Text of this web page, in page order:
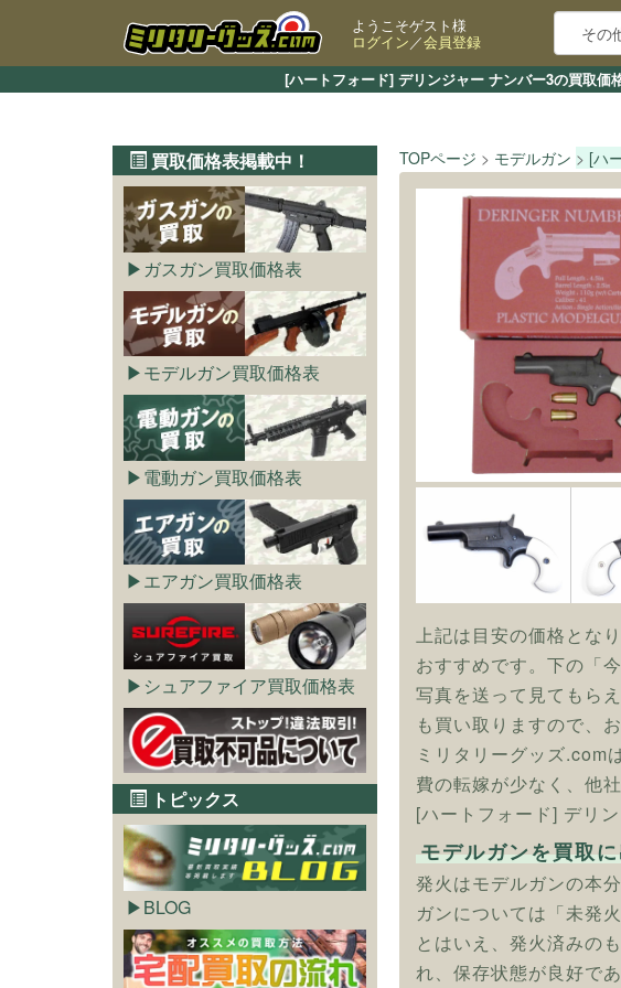
[ハートフォード] デリンジャー ナンバー3の買取
ようこそゲスト様
ログイン／会員登録
TOPページ モデルガン [ハ
上記は目安の価格とな
おすすめです。下の「
写真を送って見てもら
も買い取りますので、
ミリタリーグッズ.com
費の転嫁が少なく、他
[ハートフォード] デリ
モデルガンを買取
発火はモデルガンの本
ガンについては「未発
とはいえ、発火済みの
れ、保存状態が良好で
買取価格表掲載中！
ガスガン買取価格表
モデルガン買取価格表
電動ガン買取価格表
エアガン買取価格表
シュアファイア買取価格表
トピックス
BLOG